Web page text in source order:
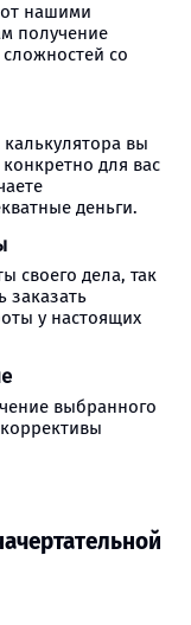
нашими
получение
со
вы
для вас
деньги.
своего дела, так
заказать
у настоящих
выбранного